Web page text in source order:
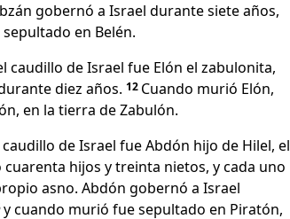
gobernó a Israel durante siete años,
en Belén.
caudillo de Israel fue Elón el zabulonita,
diez años. 12 Cuando murió Elón,
en la tierra de Zabulón.
de Israel fue Abdón hijo de Hilel, el
cuarenta hijos y treinta nietos, y cada uno
asno. Abdón gobernó a Israel
y cuando murió fue sepultado en Piratón,